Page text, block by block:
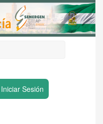
Iniciar Sesión